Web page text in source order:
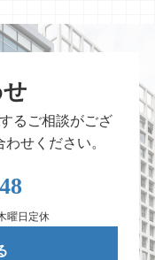
るご相談がござ
せください。
曜日定休